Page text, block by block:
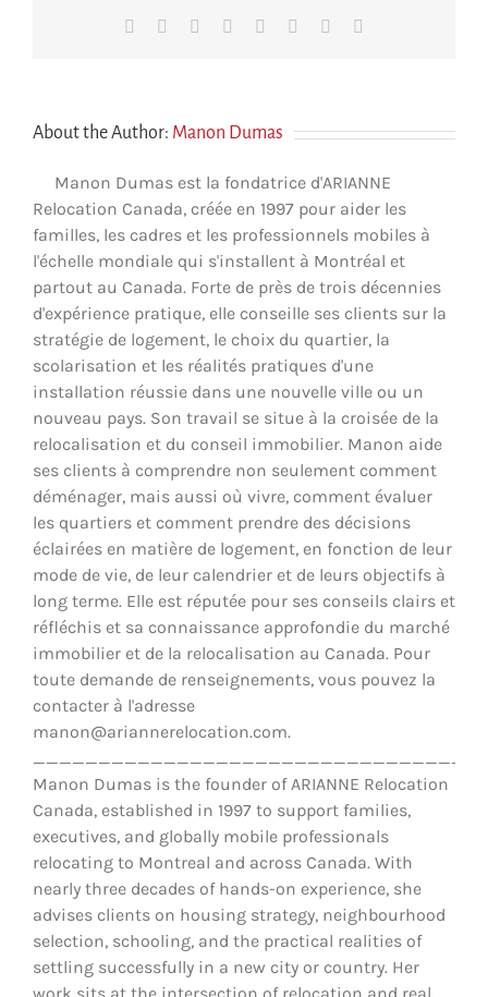
Facebook Reddit LinkedIn
TumblrPinterest
About the Author: Manon Dumas
Manon Dumas est la fondatrice d'ARIANNE
Relocation Canada, créée en 1997 pour aider les
familles, les cadres et les professionnels mobiles à
l'échelle mondiale qui s'installent à Montréal et
partout au Canada. Forte de près de trois décennies
d'expérience pratique, elle conseille ses clients sur la
stratégie de logement, le choix du quartier, la
scolarisation et les réalités pratiques d'une
installation réussie dans une nouvelle ville ou un
nouveau pays. Son travail se situe à la croisée de la
relocalisation et du conseil immobilier. Manon aide
ses clients à comprendre non seulement comment
déménager, mais aussi où vivre, comment évaluer
les quartiers et comment prendre des décisions
éclairées en matière de logement, en fonction de leur
mode de vie, de leur calendrier et de leurs objectifs à
long terme. Elle est réputée pour ses conseils clairs et
réfléchis et sa connaissance approfondie du marché
immobilier et de la relocalisation au Canada. Pour
toute demande de renseignements, vous pouvez la
contacter à l'adresse
manon@ariannerelocation.com.
Manon Dumas is the founder of ARIANNE Relocation
Canada, established in 1997 to support families,
executives, and globally mobile professionals
relocating to Montreal and across Canada. With
nearly three decades of hands-on experience, she
advises clients on housing strategy, neighbourhood
selection, schooling, and the practical realities of
settling successfully in a new city or country. Her